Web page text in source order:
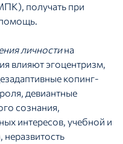
получать при
личностина
влияют эгоцентризм,
копинг-
девиантные
сознания,
интересов, учебной и